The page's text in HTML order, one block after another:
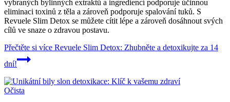
vybraných bylinných extraktů a ingrediencí podporuje účinnou
eliminaci toxinů z těla a zároveň podporuje spalování tuků. S
Revuele Slim Detox se můžete cítit lépe a zároveň dosáhnout svých
cílů ve snaze o zdravou postavu.
Přečtěte si více Revuele Slim Detox: Zhubněte a detoxikujte za 14
dní!
Očista